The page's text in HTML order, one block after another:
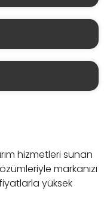
hizmetleri sunan
markanızı
yüksek